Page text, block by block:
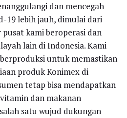
dan mencegah
19 lebih jauh, dimulai dari
kami beroperasi dan
lain di Indonesia. Kami
untuk memastikan
produk Konimex di
tetap bisa mendapatkan
dan makanan
satu wujud dukungan